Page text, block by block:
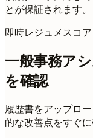
とが保証されます。
即時レジュメスコア
一般事務ア
を確認
履歴書をアップロ
的な改善点をすぐに